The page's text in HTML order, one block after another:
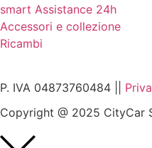
smart Assistance 24h
Accessori e collezione
Ricambi
P. IVA 04873760484 ||
Copyright @ 2025 CityCar